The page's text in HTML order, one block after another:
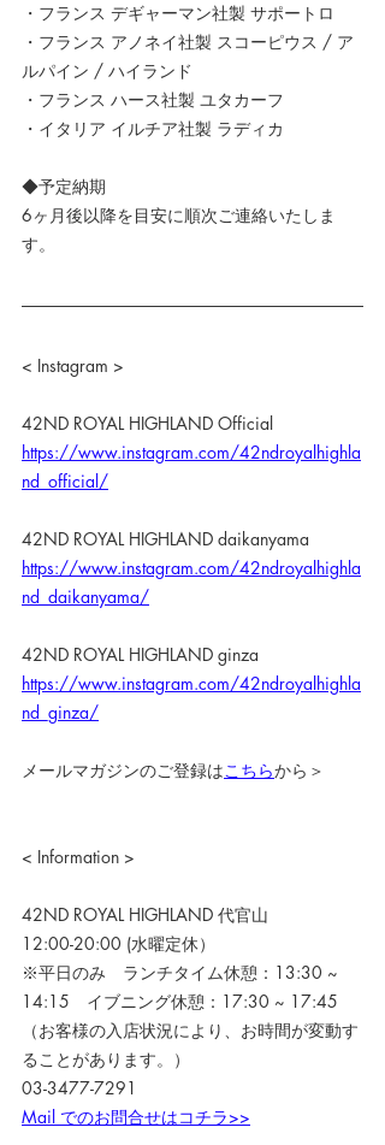
・フランス デギャーマン社製 サポートロ
・フランス アノネイ社製 スコーピウス / ア
ルパイン / ハイランド
・フランス ハース社製 ユタカーフ
・イタリア イルチア社製 ラディカ
◆予定納期
6ヶ月後以降を目安に順次ご連絡いたしま
す。
< Instagram >
42ND ROYAL HIGHLAND Official
https://www.instagram.com/42ndroyalhighla
nd_official/
42ND ROYAL HIGHLAND daikanyama
https://www.instagram.com/42ndroyalhighla
nd_daikanyama/
42ND ROYAL HIGHLAND ginza
https://www.instagram.com/42ndroyalhighla
nd_ginza/
メールマガジンのご登録はこちらから＞
< Information >
42ND ROYAL HIGHLAND 代官山
12:00-20:00 (水曜定休）
※平日のみ　ランチタイム休憩：13:30 ~
14:15　イブニング休憩：17:30 ~ 17:45
（お客様の入店状況により、お時間が変動す
ることがあります。）
03-3477-7291
Mail でのお問合せはコチラ>>